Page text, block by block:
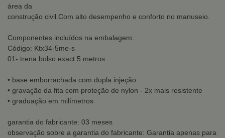
área da
construção civil.Com alto desempenho e conforto no manuseio.
Componentes incluídos na embalagem:
Código: Ktx34-5me-s
01- trena bolso exact 5 metros
• base emborrachada com dupla injeção
• gravação da fita com proteção de nylon - 2x mais resistente
• graduação em milímetros
garantia do fabricante: 03 meses
observação sobre a garantia do fabricante: Garantia apenas para